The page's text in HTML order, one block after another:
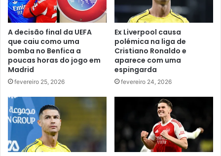
A decisão final da UEFA
que caiu como uma
bomba no Benfica a
poucas horas do jogo em
Madrid
fevereiro 25, 2026
Ex Liverpool causa
polémica na liga de
Cristiano Ronaldo e
aparece com uma
espingarda
fevereiro 24, 2026